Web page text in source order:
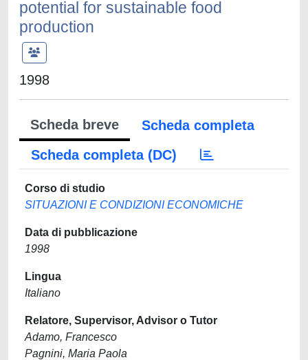
potential for sustainable food
production
1998
Scheda breve
Scheda completa
Scheda completa (DC)
Corso di studio
SITUAZIONI E CONDIZIONI ECONOMICHE
Data di pubblicazione
1998
Lingua
Italiano
Relatore, Supervisor, Advisor o Tutor
Adamo, Francesco
Pagnini, Maria Paola